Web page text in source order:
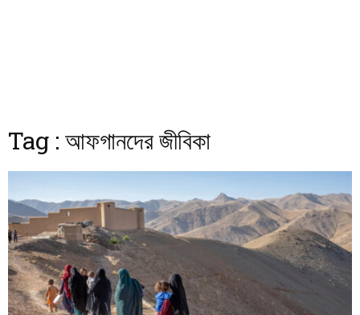
Tag : আফগানদের জীবিকা